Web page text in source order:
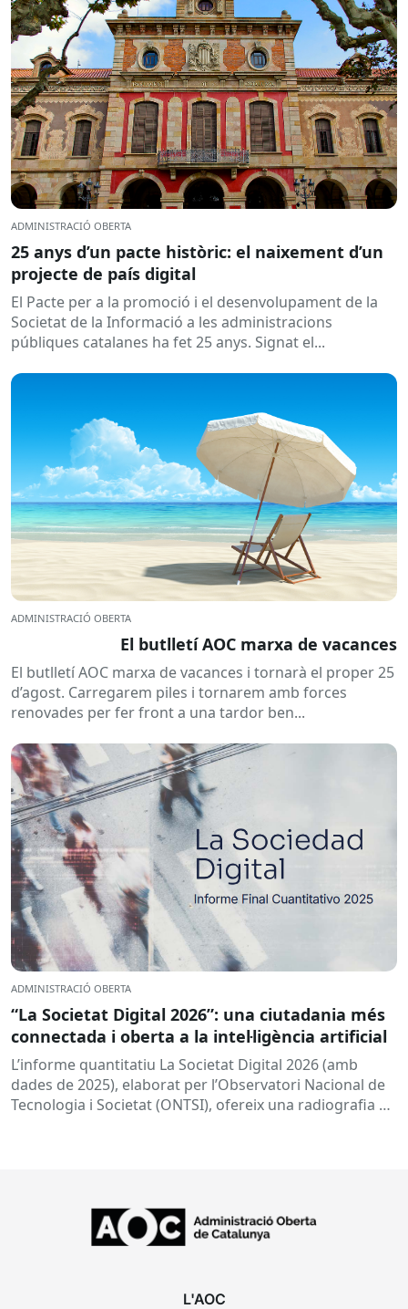
ADMINISTRACIÓ OBERTA
25 anys d’un pacte històric: el naixement d’un
projecte de país digital
El Pacte per a la promoció i el desenvolupament de la
Societat de la Informació a les administracions
públiques catalanes ha fet 25 anys. Signat el...
ADMINISTRACIÓ OBERTA
El butlletí AOC marxa de vacances
El butlletí AOC marxa de vacances i tornarà el proper 25
d’agost. Carregarem piles i tornarem amb forces
renovades per fer front a una tardor ben...
ADMINISTRACIÓ OBERTA
“La Societat Digital 2026”: una ciutadania més
connectada i oberta a la intel·ligència artificial
L’informe quantitatiu La Societat Digital 2026 (amb
dades de 2025), elaborat per l’Observatori Nacional de
Tecnologia i Societat (ONTSI), ofereix una radiografia de
L'AOC